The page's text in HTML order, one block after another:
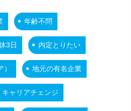
年齢不問
3日 内定とりたい
地元の有名企業
キャリアチェンジ